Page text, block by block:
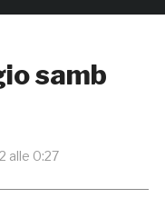
samb
alle 0:27